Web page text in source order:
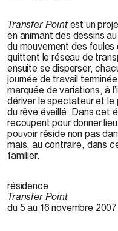
Transfer Pointest un
en animant des dessins
du mouvement des
quittent le réseau de
ensuite se disperser,
journée de travail
marquée de variations, à
dériver le spectateur et le
du rêve éveillé. Dans cet
recoupent pour donner
pouvoir réside non pas
mais, au contraire, dans
familier.
résidence
Transfer Point
du 5 au 16 novembre 2007